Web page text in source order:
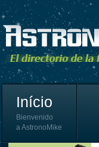
Início
Bienvenido
a AstronoMike